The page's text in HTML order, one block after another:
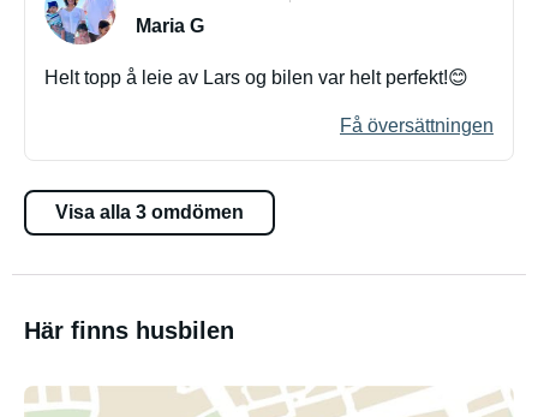
Maria G
Helt topp å leie av Lars og bilen var helt perfekt!😊
Få översättningen
Visa alla 3 omdömen
Här finns husbilen